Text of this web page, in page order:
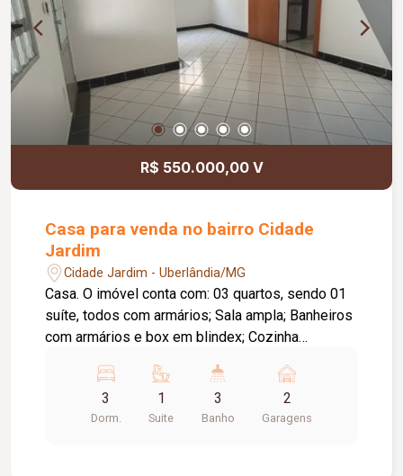
R$ 550.000,00 V
Casa para venda no bairro Cidade
Jardim
Cidade Jardim - Uberlândia/MG
Casa. O imóvel conta com: 03 quartos, sendo 01
suíte, todos com armários; Sala ampla; Banheiros
com armários e box em blindex; Cozinha
serviço; Edícula em 02 pavimentos com 04
cômodos; Corredores de circulação nas duas
laterais; 02 a 03 vagas de garagem; Diferenciais:
3
Dorm.
1
Suite
3
Banho
2
Garagens